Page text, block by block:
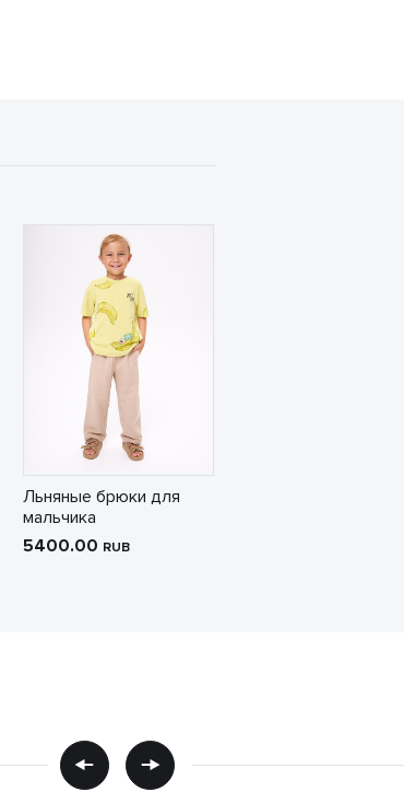
Льняные брюки для
мальчика
5400.00 RUB